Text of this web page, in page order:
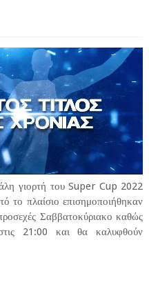
γιορτή του Super Cup 2022
το πλαίσιο επισημοποιήθηκαν
Σαββατοκύριακο καθώς
21:00 και θα καλυφθούν